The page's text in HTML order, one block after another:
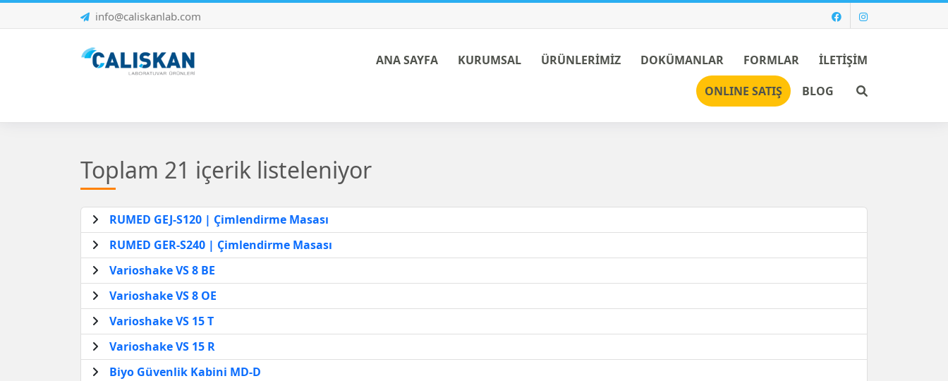
info@caliskanlab.com
ANA SAYFA KURUMSAL ÜRÜNLERİMİZ DOKÜMANLAR FORMLAR
İLETİŞİM
ONLINE SATIŞ
BLOG
Toplam 21 içerik listeleniyor
RUMED GEJ-S120 | Çimlendirme Masası
RUMED GER-S240 | Çimlendirme Masası
Varioshake VS 8 BE
Varioshake VS 8 OE
Varioshake VS 15 T
Varioshake VS 15 R
Biyo Güvenlik Kabini MD-D